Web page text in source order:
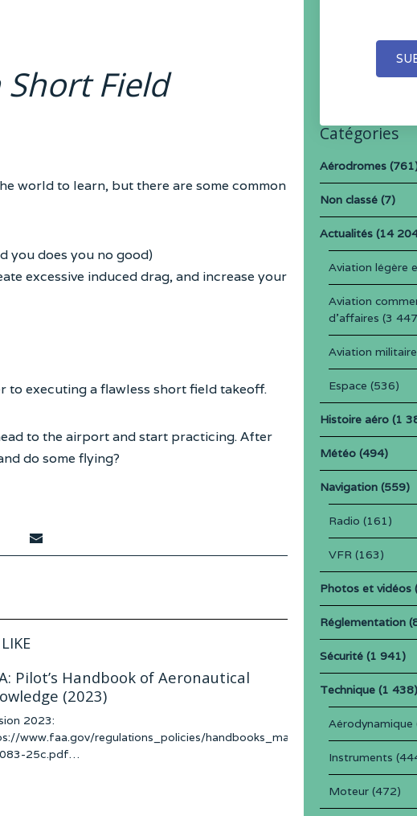
Field
world to learn, but there are some common
you does you no good)
excessive induced drag, and increase your
to executing a flawless short field takeoff.
to the airport and start practicing. After
do some flying?
Pilot’s Handbook of Aeronautical
(2023)
2023:
www.faa.gov/regulations_policies/handbooks_manuals/aviation/faa-
25c.pdf…
Catégories
Aérodromes
Non classé(7)
Actualités(14
Aviation légère
Aviation
d'affaires (3
Aviation militaire
Espace (536)
Histoire aéro(1
Météo(494)
Navigation(559)
Radio (161)
VFR (163)
Photos et vidéos
Réglementation
Sécurité(1 941)
Technique(1 438)
Aérodynamique
Instruments
Moteur(472)